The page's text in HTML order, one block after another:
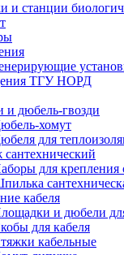
и станции
ТГУ НОРД
и дюбель-гвозди
хомут
для
для крепления
кабеля
и дюбели
для кабеля
кабельные